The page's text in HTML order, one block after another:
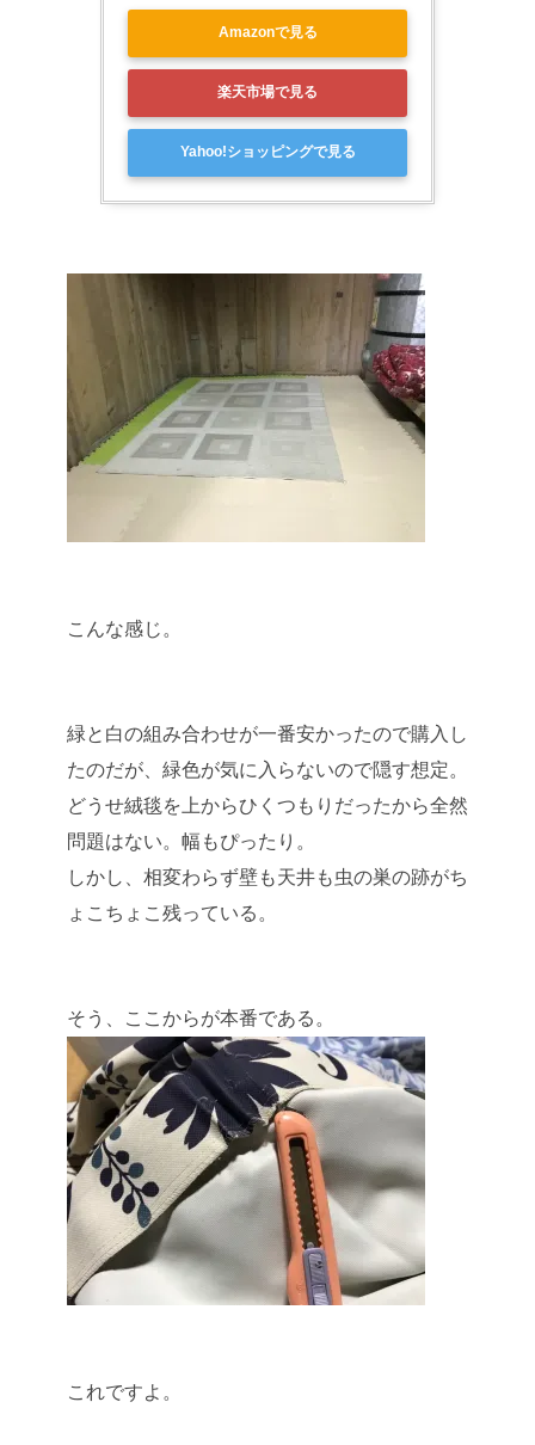
Amazonで見る
楽天市場で見る
Yahoo!ショッピングで見る
こんな感じ。
緑と白の組み合わせが一番安かったので購入し
たのだが、緑色が気に入らないので隠す想定。
どうせ絨毯を上からひくつもりだったから全然
問題はない。幅もぴったり。
しかし、相変わらず壁も天井も虫の巣の跡がち
ょこちょこ残っている。
そう、ここからが本番である。
これですよ。